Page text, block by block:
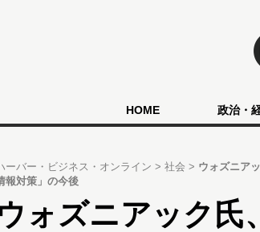
HOME 政治・
ーバー・ビジネス・オンライン 社会
ウォズニア
報対策」の今後
ォズニアック氏